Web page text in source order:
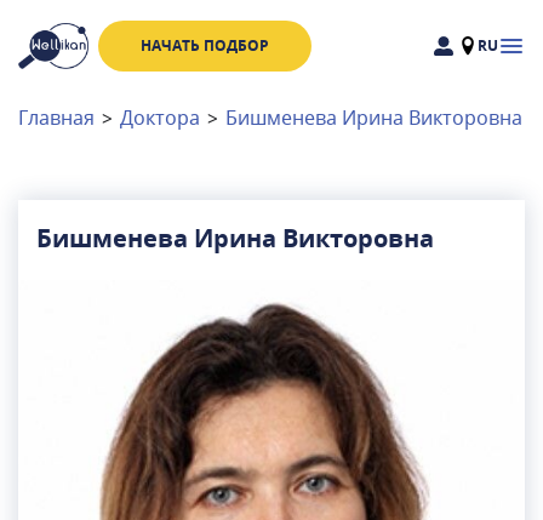
НАЧАТЬ ПОДБОР RU
Доктора
Клиники
Московская область
Связаться с нами
Главная > Доктора > Бишменева Ирина Викторовна
Бишменева Ирина Викторовна